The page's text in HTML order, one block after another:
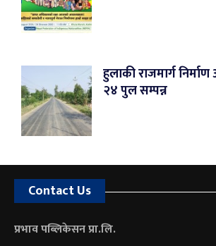
हुलाकी राजमार्ग
२४ पुल सम्पन्न
Contact Us
प्रभाव पब्लिकेसन प्रा.लि.